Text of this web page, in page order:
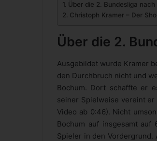
Über die 2. Bundesliga nach
Christoph Kramer – Der
Über die 2.
Ausgebildet wurde Kramer
den Durchbruch nicht und
Bochum. Dort schaffte er
seiner Spielweise vereint er
Video ab 0:46). Nicht
Bochum auf insgesamt auf
Spieler in den Vordergrund.